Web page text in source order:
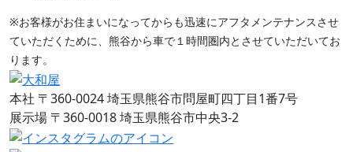
※お客様がお住まいになってからも迅速にアフタメンテナンスさせ
ていただくために、熊谷から車で１時間圏内とさせていただいてお
ります。
本社 〒360-0024 埼玉県熊谷市問屋町四丁目1番7号
展示場 〒360-0018 埼玉県熊谷市中央3-2